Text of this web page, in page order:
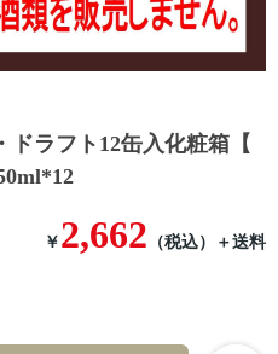
ドラフト12缶入化粧箱【
￥ 2,662 （税込） ＋送料